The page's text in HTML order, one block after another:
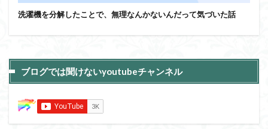
洗濯機を分解したことで、無理なんかないんだって気づいた話
ブログでは聞けないyoutubeチャンネル